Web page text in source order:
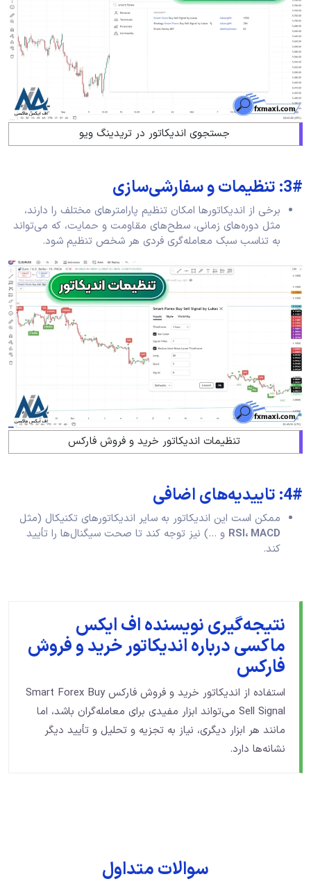
جستجوی اندیکاتور در تریدینگ ویو
3#: تنظیمات و سفارشی‌سازی
برخی از اندیکاتورها امکان تنظیم پارامترهای مختلف را دارند،
مثل دوره‌های زمانی، سطح‌های مقاومت و حمایت، که می‌تواند
به تناسب سبک معامله‌گری فردی هر شخص تنظیم شود.
تنظیمات اندیکاتور خرید و فروش فارکس
4#: تاییدیه‌های اضافی
ممکن است این اندیکاتور به سایر اندیکاتورهای تکنیکال (مثل
RSI، MACD و …) نیز توجه کند تا صحت سیگنال‌ها را تأیید
کند.
نتیجه‌گیری نویسنده اف ایکس
ماکسی درباره اندیکاتور خرید و فروش
فارکس
استفاده از اندیکاتور خرید و فروش فارکس Smart Forex Buy
Sell Signal می‌تواند ابزار مفیدی برای معامله‌گران باشد، اما
مانند هر ابزار دیگری، نیاز به تجزیه و تحلیل و تأیید دیگر
نشانه‌ها دارد.
سوالات متداول